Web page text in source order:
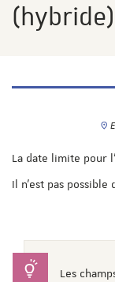
(hybride)
La date limite pour
Il n'est pas
Les